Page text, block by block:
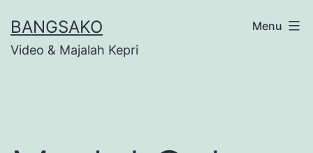
to
content
BANGSAKO
Video & Majalah Kepri
Menu